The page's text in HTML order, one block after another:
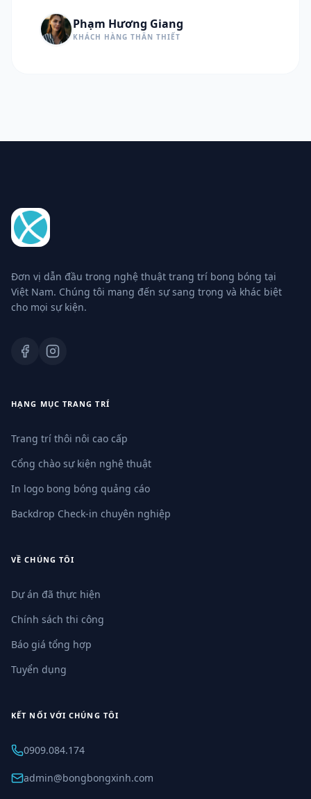
Phạm Hương Giang
KHÁCH HÀNG THÂN THIẾT
Đơn vị dẫn đầu trong nghệ thuật trang trí bong bóng tại
Việt Nam. Chúng tôi mang đến sự sang trọng và khác biệt
cho mọi sự kiện.
HẠNG MỤC TRANG TRÍ
Trang trí thôi nôi cao cấp
Cổng chào sự kiện nghệ thuật
In logo bong bóng quảng cáo
Backdrop Check-in chuyên nghiệp
VỀ CHÚNG TÔI
Dự án đã thực hiện
Chính sách thi công
Báo giá tổng hợp
Tuyển dụng
KẾT NỐI VỚI CHÚNG TÔI
0909.084.174
admin@bongbongxinh.com